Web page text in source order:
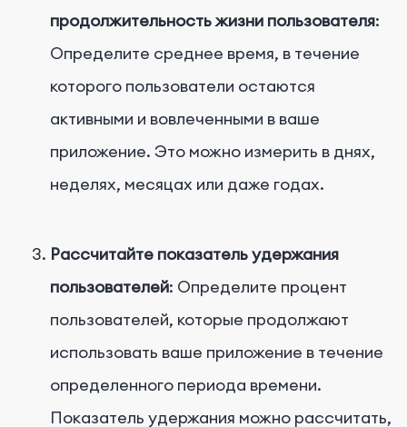
продолжительность жизни пользователя:
Определите среднее время, в течение
которого пользователи остаются
активными и вовлеченными в ваше
приложение. Это можно измерить в днях,
неделях, месяцах или даже годах.
Рассчитайте показатель удержания
пользователей: Определите процент
пользователей, которые продолжают
использовать ваше приложение в течение
определенного периода времени.
Показатель удержания можно рассчитать,